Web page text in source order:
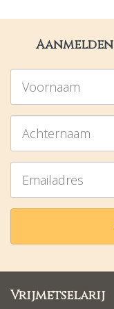
Aanmelden
Vrijmetselarij